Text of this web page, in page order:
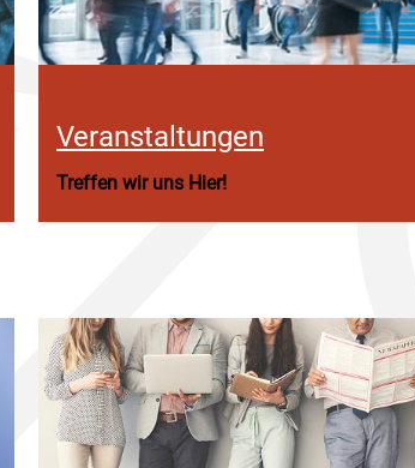
Veranstaltungen
Treffen wir uns Hier!